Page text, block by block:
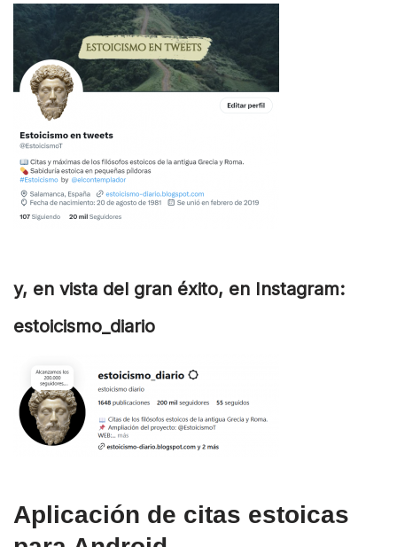
y, en vista del gran éxito, en Instagram:
estoicismo_diario
Aplicación de citas estoicas